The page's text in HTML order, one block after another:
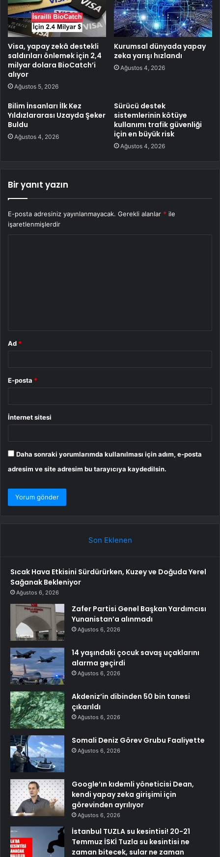
Visa, yapay zekâ destekli
saldırıları önlemek için 2,4
milyar dolara BioCatch’i
alıyor
Ağustos 5, 2026
Kurumsal dünyada yapay
zeka yarışı hızlandı
Ağustos 4, 2026
Bilim İnsanları İlk Kez
Yıldızlararası Uzayda Şeker
Buldu
Ağustos 4, 2026
Sürücü destek
sistemlerinin kötüye
kullanımı trafik güvenliği
için en büyük risk
Ağustos 4, 2026
Bir yanıt yazın
E-posta adresiniz yayınlanmayacak. Gerekli alanlar * ile
işaretlenmişlerdir
Ad *
E-posta *
İnternet sitesi
Daha sonraki yorumlarımda kullanılması için adım, e-posta
adresim ve site adresim bu tarayıcıya kaydedilsin.
Son Eklenen
Sıcak Hava Etkisini Sürdürürken, Kuzey ve Doğuda Yerel
Sağanak Bekleniyor
Ağustos 6, 2026
Zafer Partisi Genel Başkan Yardımcısı
Yunanistan’a alınmadı
Ağustos 6, 2026
14 yaşındaki çocuk savaş uçaklarını
alarma geçirdi
Ağustos 6, 2026
Akdeniz’in dibinden 50 bin tanesi
çıkarıldı
Ağustos 6, 2026
Somali Deniz Görev Grubu Faaliyette
Ağustos 6, 2026
Google’ın kıdemli yöneticisi Dean,
kendi yapay zeka girişimi için
görevinden ayrılıyor
Ağustos 6, 2026
İstanbul TUZLA su kesintisi! 20-21
Temmuz İSKİ Tuzla su kesintisi ne
zaman bitecek, sular ne zaman